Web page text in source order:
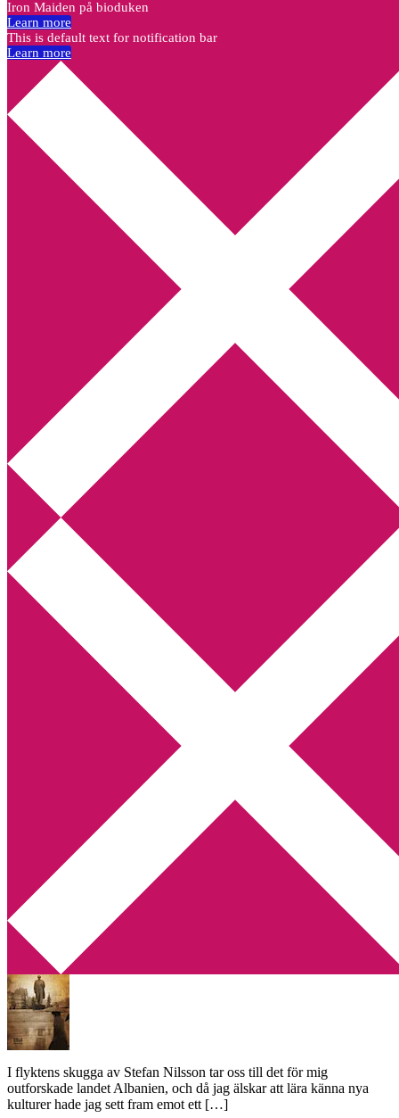
Annikas litteratur- och kulturblogg
Deckare, kriminalromaner, thrillers
Hem
Boktolva
Författarfemman
Kontakt
Webbshop Amazon
Utskriftscentralen
Min tv-blogg
You are here:Home Archives for Tre på tre
Recension: I flyktens skugga av Stefan
Nilsson
2013-10-02 byAnnika
I flyktens skugga av Stefan Nilsson tar oss till det för mig
outforskade landet Albanien, och då jag älskar att lära känna nya
kulturer hade jag sett fram emot ett […]
Iron Maiden på bioduken
Learn more
This is default text for notification bar
Learn more